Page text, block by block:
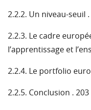
2.2.2. Un niveau-seuil .
2.2.3. Le cadre
l’apprentissage et
2.2.4. Le portfolio
2.2.5. Conclusion . 203